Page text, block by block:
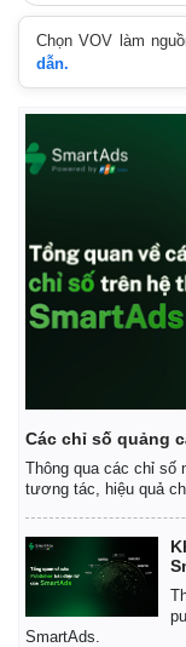
Chọn VOV làm
dẫn.
Các chỉ số quảng
Thông qua các chỉ số
tương tác, hiệu quả
SmartAds.